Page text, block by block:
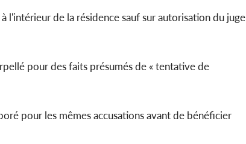
de la résidence sauf sur autorisation du juge
pour des faits présumés de « tentative de
pour les mêmes accusations avant de bénéficier